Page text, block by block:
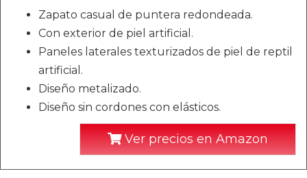
Zapato casual de puntera redondeada.
Con exterior de piel artificial.
Paneles laterales texturizados de piel de reptil
artificial.
Diseño metalizado.
Diseño sin cordones con elásticos.
Ver precios en Amazon